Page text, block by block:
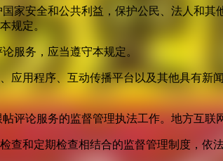
家安全和公共利益，保护公民、法人和
规定。
服务，应当遵守本规定。
应用程序、互动传播平台以及其他具有
评论服务的监督管理执法工作。地方互
查和定期检查相结合的监督管理制度，依